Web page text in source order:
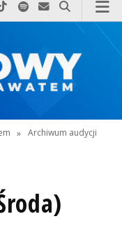
do nas zadzwoń
na Facebook-u
nas na Xnas na Instagram-ie
Odwiedź nas na TikTok-u
Szukaj nas na Spotify
Wyślij do nas
Szukaj
» Archiwum audycji